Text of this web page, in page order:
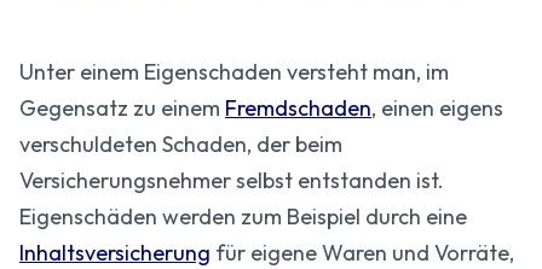
Unter einem Eigenschaden versteht man, im
Gegensatz zu einem Fremdschaden, einen eigens
verschuldeten Schaden, der beim
Versicherungsnehmer selbst entstanden ist.
Eigenschäden werden zum Beispiel durch eine
Inhaltsversicherung für eigene Waren und Vorräte,